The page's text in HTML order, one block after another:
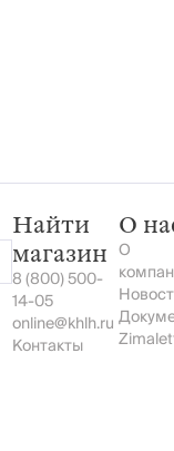
Найти
магазин
8 (800) 500-
14-05
online@khlh.ru
Контакты
О
О